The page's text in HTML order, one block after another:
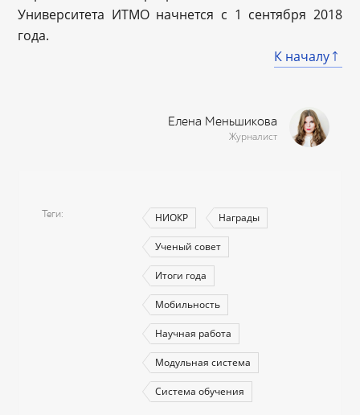
Университета ИТМО начнется с 1 сентября 2018
года.
К началу
Елена Меньшикова
Журналист
Теги НИОКР Награды
Ученый совет
Итоги года
Мобильность
Научная работа
Модульная система
Система обучения